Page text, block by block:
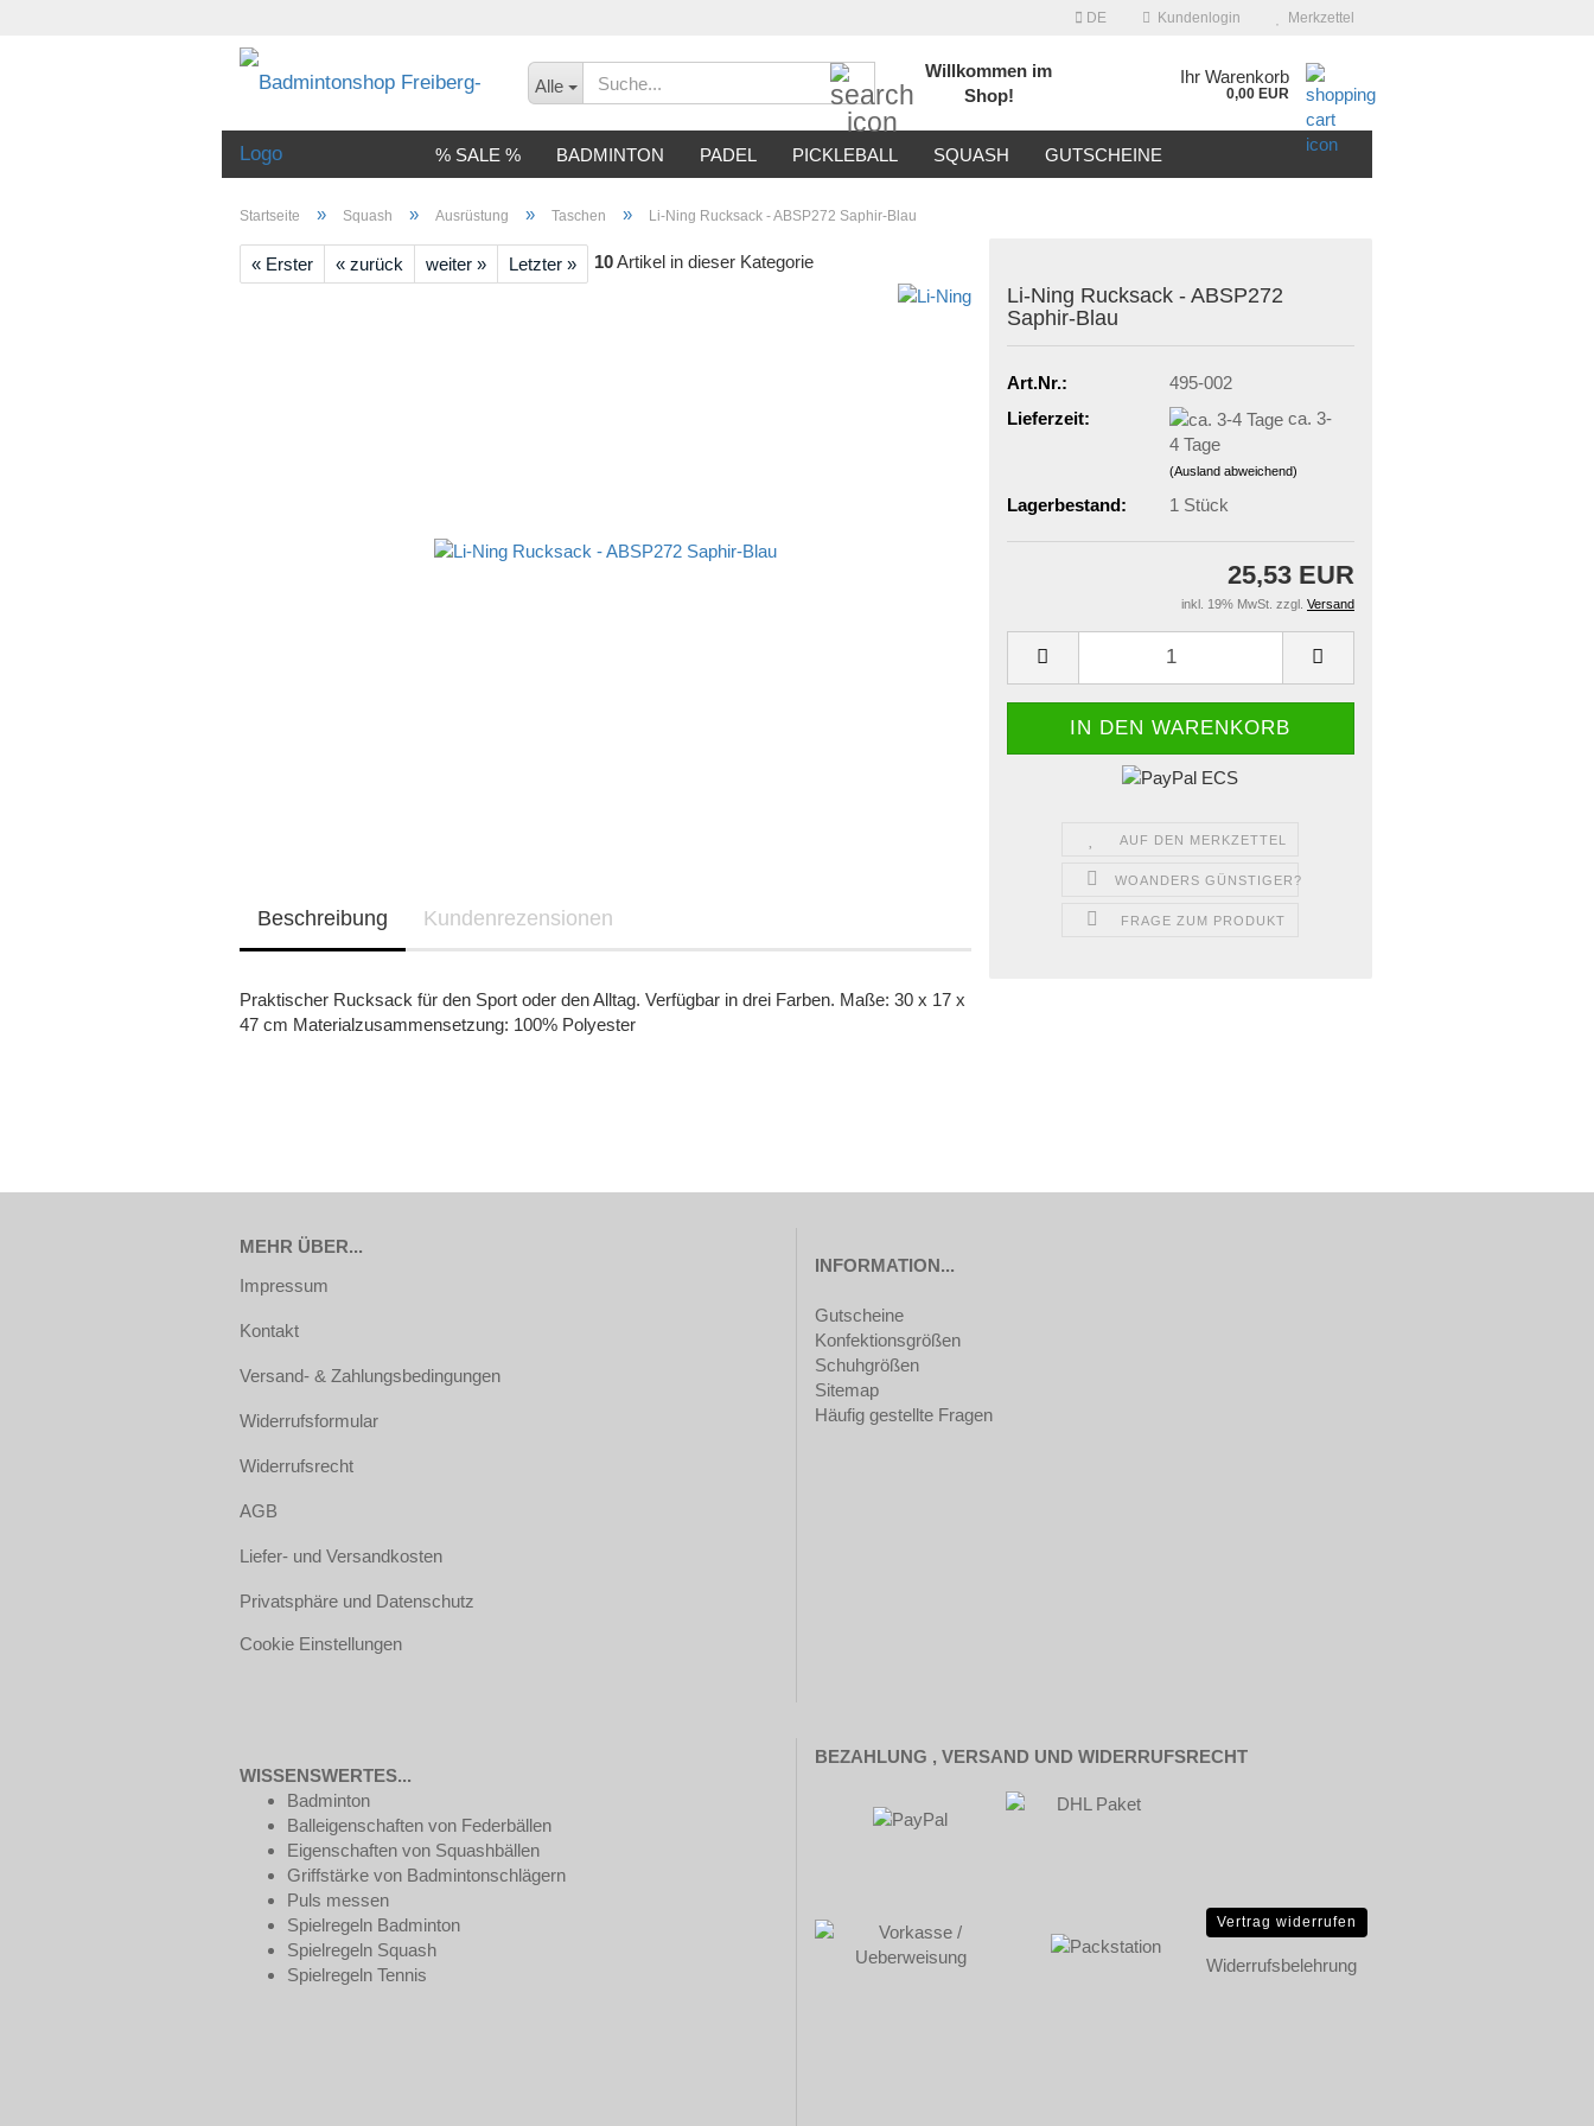
DE Kundenlogin Merkzettel
Alle
Suche...Willkommen im
Shop!
Ihr Warenkorb
0,00 EUR
% SALE % BADMINTON PADEL PICKLEBALL SQUASH GUTSCHEINE
Startseite » Squash » Ausrüstung » Taschen » Li-Ning Rucksack - ABSP272 Saphir-Blau
« Erster « zurück weiter » Letzter » 10Artikel in dieser Kategorie
Li-Ning Rucksack - ABSP272
Saphir-Blau
Art.Nr.:
495-002
Lieferzeit:
ca. 3-
4 Tage
(Ausland abweichend)
Lagerbestand: 1 Stück
25,53 EUR
inkl. 19% MwSt. zzgl. Versand
AUF DEN MERKZETTEL
WOANDERS GÜNSTIGER?
FRAGE ZUM PRODUKT
Beschreibung Kundenrezensionen
Praktischer Rucksack für den Sport oder den Alltag. Verfügbar in drei Farben. Maße: 30 x 17 x
47 cm Materialzusammensetzung: 100% Polyester
MEHR ÜBER...
Impressum
Kontakt
Versand- & Zahlungsbedingungen
Widerrufsformular
Widerrufsrecht
AGB
Liefer- und Versandkosten
Privatsphäre und Datenschutz
Cookie Einstellungen
INFORMATION...
Gutscheine
Konfektionsgrößen
Schuhgrößen
Sitemap
Häufig gestellte Fragen
WISSENSWERTES...
Badminton
Balleigenschaften von Federbällen
Eigenschaften von Squashbällen
Griffstärke von Badmintonschlägern
Puls messen
Spielregeln Badminton
Spielregeln Squash
Spielregeln Tennis
BEZAHLUNG , VERSAND UND WIDERRUFSRECHT
Vertrag widerrufen
Widerrufsbelehrung